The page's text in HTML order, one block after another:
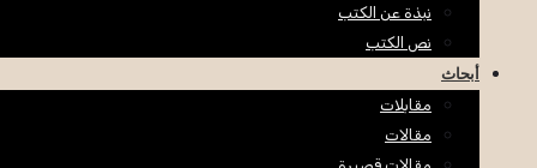
نبذة عن الكتب
نص الكتب
أبحاث
مقابلات
مقالات